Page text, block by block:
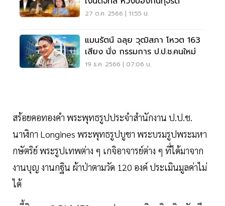
27 ต.ค. 2566 | 11:55 น.
แมนรัตน์ ฉลุย วุฒิสภา โหวต 163
เสียง นั่ง กรรมการ ป.ป.ช.คนใหม่
19 ธ.ค. 2566 | 07:06 น.
สร้อยคอทองคำ พระพุทธรูปประจำสำนักงาน ป.ป.ช.
นาฬิกา Longines พระพุทธรูปบูชา พระบรมรูปพระมหา
กษัตริย์ พระรูปเทพต่าง ๆ เกจิอาจารย์ต่าง ๆ ที่ได้มาจาก
งานบุญ งานกฐิน ผ้าป่าตามวัด 120 องค์ ประเมินมูลค่าไม่
ได้